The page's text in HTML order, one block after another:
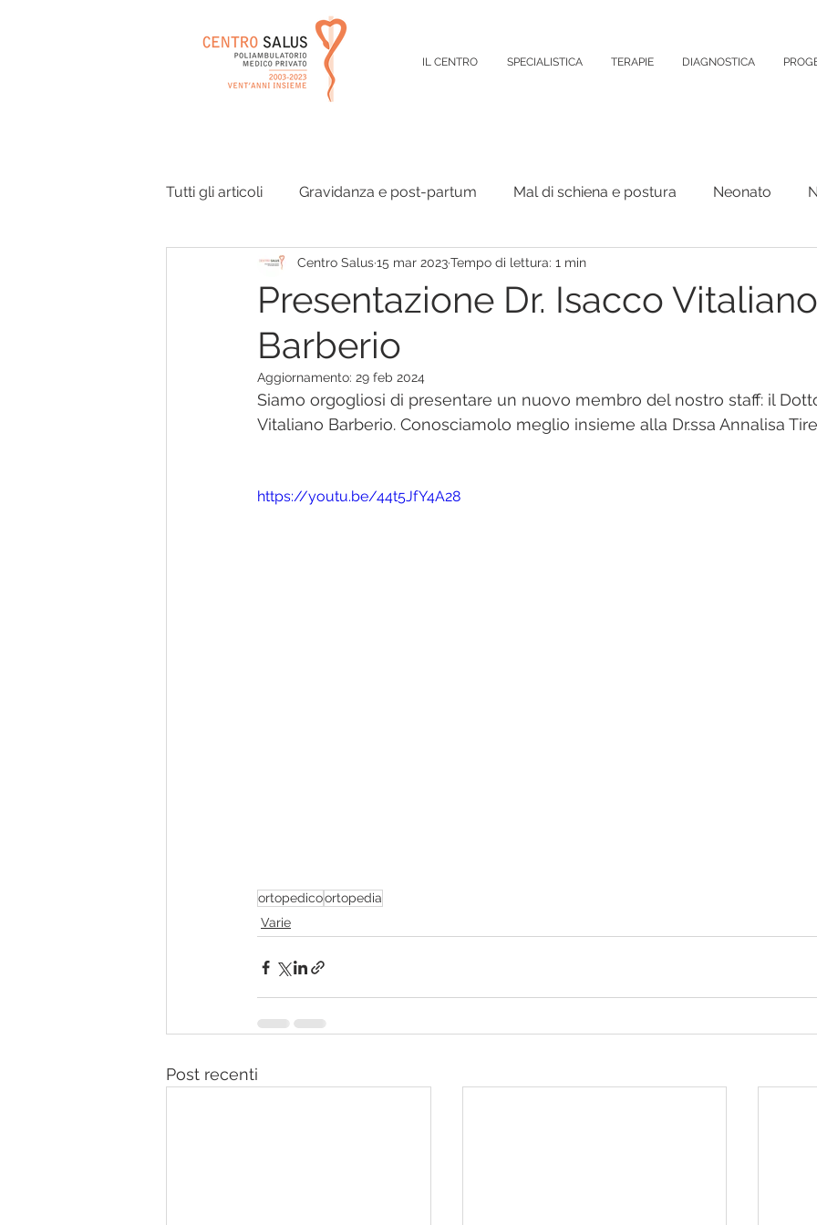
IL CENTRO SPECIALISTICA TERAPIE DIAGNOSTICA
Tutti gli articoli Gravidanza e post-partum Mal di schiena e postura Neonato
Orecchie e vie respiratorie Organi Interni Psicologia
Disturbi dell'equilibrio Agopuntura
Presentazione Dr. Isacco Vitaliano
Barberio
Centro Salus15 mar 2023Tempo di lettura: 1 min
Aggiornamento: 29 feb 2024
Siamo orgogliosi di presentare un nuovo membro del nostro staff: il
Vitaliano Barberio. Conosciamolo meglio insieme alla Dr.ssa Annalisa
https://youtu.be/44t5JfY4A28
ortopedicoortopedia
Varie
Post recenti